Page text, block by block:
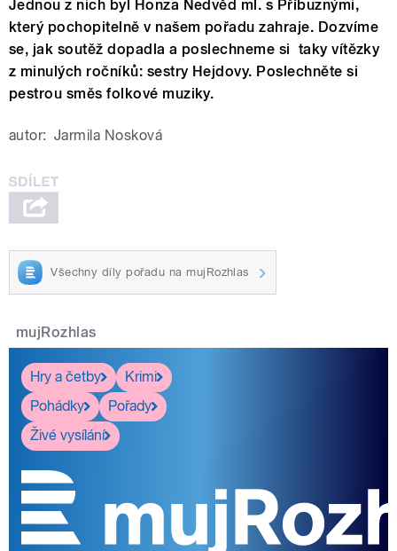
Jednou z nich byl Honza Nedvěd ml. s Příbuznými,
který pochopitelně v našem pořadu zahraje. Dozvíme
se, jak soutěž dopadla a poslechneme si taky vítězky
z minulých ročníků: sestry Hejdovy. Poslechněte si
pestrou směs folkové muziky.
autor: Jarmila Nosková
Všechny díly pořadu na mujRozhlas
mujRozhlas
Hry a četby
Krimi
Pohádky
Pořady
Živé vysílání